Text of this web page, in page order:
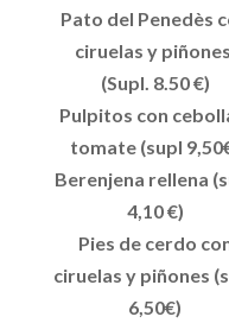
Pato del Penedès
ciruelas y
(Supl. 8.50 €)
Pulpitos con
tomate (supl
Berenjena rellena
4,10 €)
Pies de cerdo
ciruelas y piñones
6,50€)